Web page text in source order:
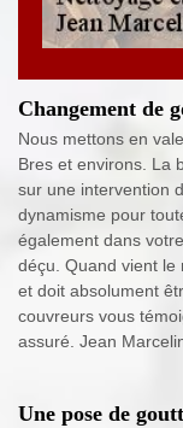
Changement de
Nous mettons en
Bres et environs. La
sur une intervention
dynamisme pour
également dans
déçu. Quand vient le
et doit absolument
couvreurs vous
assuré. Jean
Une pose de